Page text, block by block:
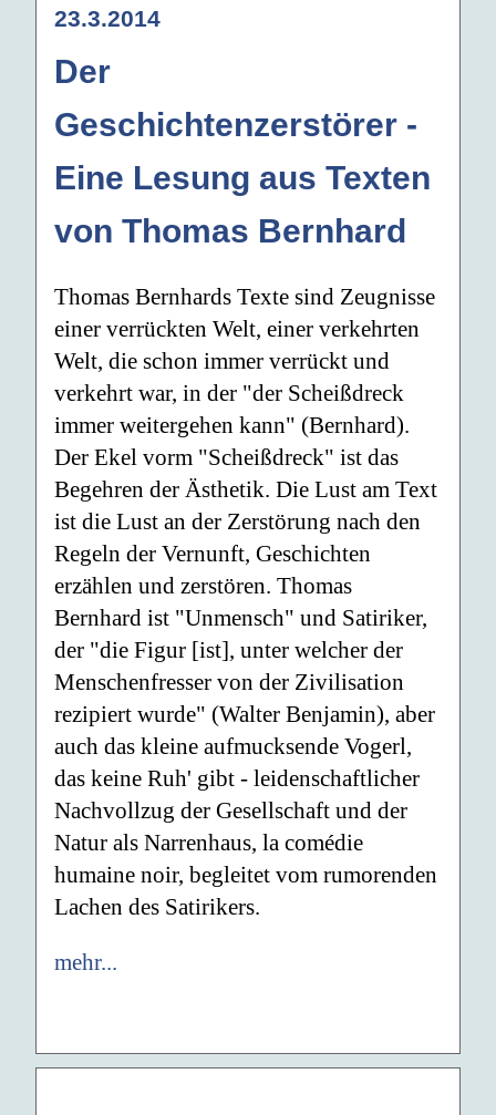
23.3.2014
Der
Geschichtenzerstörer -
Eine Lesung aus Texten
von Thomas Bernhard
Thomas Bernhards Texte sind Zeugnisse
einer verrückten Welt, einer verkehrten
Welt, die schon immer verrückt und
verkehrt war, in der "der Scheißdreck
immer weitergehen kann" (Bernhard).
Der Ekel vorm "Scheißdreck" ist das
Begehren der Ästhetik. Die Lust am Text
ist die Lust an der Zerstörung nach den
Regeln der Vernunft, Geschichten
erzählen und zerstören. Thomas
Bernhard ist "Unmensch" und Satiriker,
der "die Figur [ist], unter welcher der
Menschenfresser von der Zivilisation
rezipiert wurde" (Walter Benjamin), aber
auch das kleine aufmucksende Vogerl,
das keine Ruh' gibt - leidenschaftlicher
Nachvollzug der Gesellschaft und der
Natur als Narrenhaus, la comédie
humaine noir, begleitet vom rumorenden
Lachen des Satirikers.
mehr...